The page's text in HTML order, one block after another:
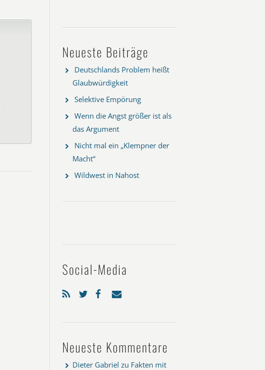
Neueste Beiträge
Deutschlands Problem heißt
Glaubwürdigkeit
Selektive Empörung
Wenn die Angst größer ist als
das Argument
Nicht mal ein „Klempner der
Macht“
Wildwest in Nahost
Social-Media
Neueste Kommentare
Dieter Gabriel zu Fakten mit